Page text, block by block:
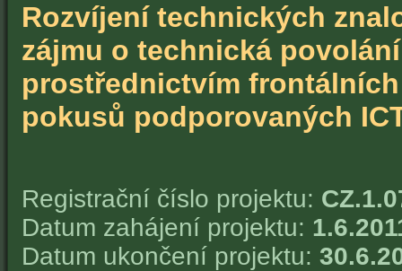
Rozvíjení technických
zájmu o technická
prostřednictvím
pokusů podporovaných
Registrační číslo projektu:
Datum zahájení projektu:
Datum ukončení projektu: